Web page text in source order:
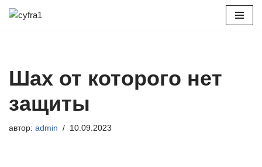
Шах от которого нет
защиты
автор: admin 10.09.2023